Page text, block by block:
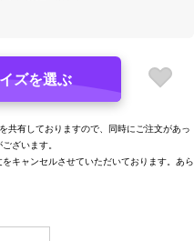
ズを選ぶ
共有しておりますので、同時にご注文があっ
ざいます。
キャンセルさせていただいております。あら